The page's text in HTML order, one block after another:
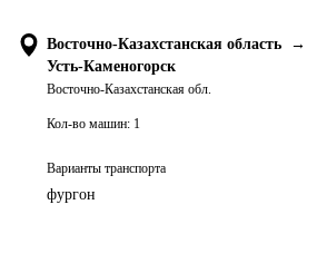
Восточно-Казахстанская область
→
Усть-Каменогорск
Восточно-Казахстанская обл.
Кол-во машин: 1
Варианты транспорта
фургон